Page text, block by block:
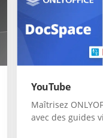
YouTube
Maîtrisez
avec des guides